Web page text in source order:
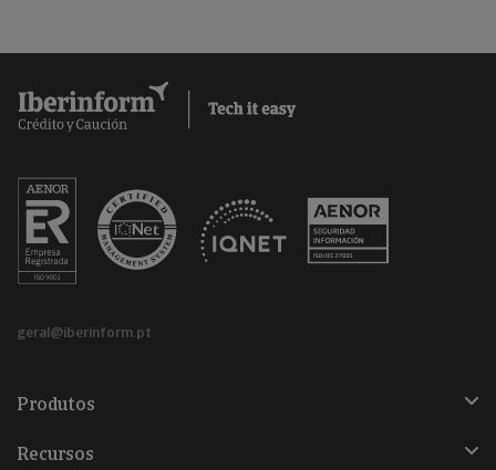
geral@iberinform.pt
Produtos
Recursos